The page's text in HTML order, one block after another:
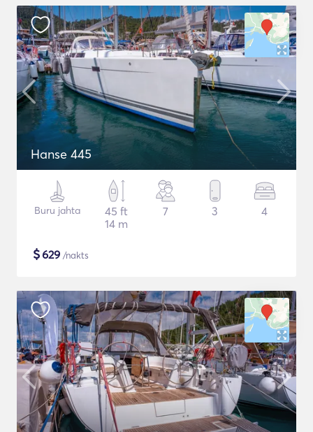
Hanse 445
Buru jahta
45 ft
14 m
7 3 4
$629 /nakts